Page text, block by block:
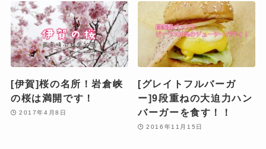
[伊賀]桜の名所！岩倉峡
の桜は満開です！
2017年4月8日
[グレイトフルバーガ
ー]9段重ねの大迫力ハン
バーガーを食す！！
2016年11月15日